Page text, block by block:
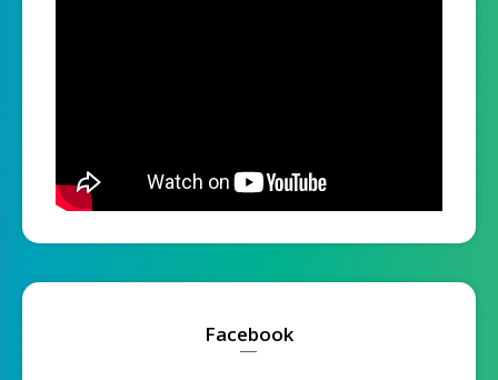
Facebook